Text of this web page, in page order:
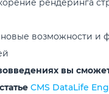
возможности и
вы
CMS DataLife